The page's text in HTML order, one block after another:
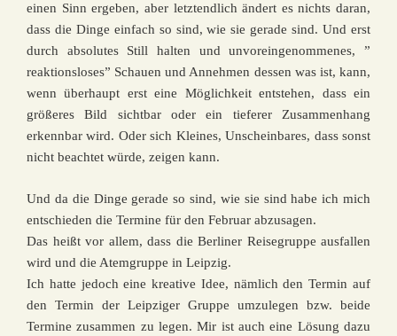
einen Sinn ergeben, aber letztendlich ändert es nichts daran,
dass die Dinge einfach so sind, wie sie gerade sind. Und erst
durch absolutes Still halten und unvoreingenommenes, ”
reaktionsloses” Schauen und Annehmen dessen was ist, kann,
wenn überhaupt erst eine Möglichkeit entstehen, dass ein
größeres Bild sichtbar oder ein tieferer Zusammenhang
erkennbar wird. Oder sich Kleines, Unscheinbares, dass sonst
nicht beachtet würde, zeigen kann.
Und da die Dinge gerade so sind, wie sie sind habe ich mich
entschieden die Termine für den Februar abzusagen.
Das heißt vor allem, dass die Berliner Reisegruppe ausfallen
wird und die Atemgruppe in Leipzig.
Ich hatte jedoch eine kreative Idee, nämlich den Termin auf
den Termin der Leipziger Gruppe umzulegen bzw. beide
Termine zusammen zu legen. Mir ist auch eine Lösung dazu